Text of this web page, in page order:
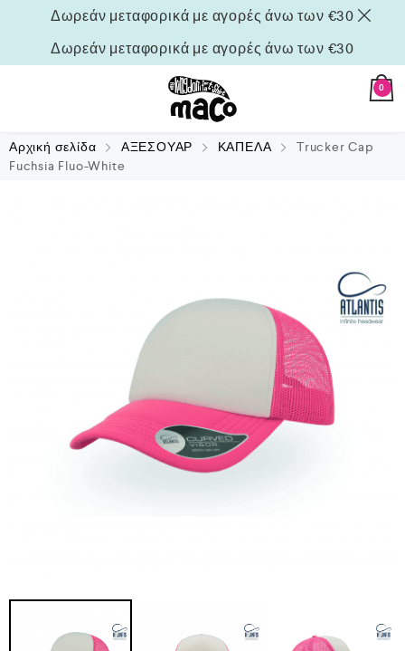
Δωρεάν μεταφορικά με αγορές άνω των €30
Δωρεάν μεταφορικά με αγορές άνω των €30
0
Αρχική σελίδα ΑΞΕΣΟΥΑΡ ΚΑΠΕΛΑ
Trucker Cap
Fuchsia Fluo-White